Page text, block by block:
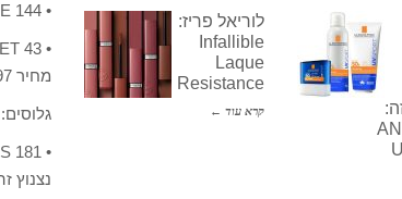
• ROUGE ALLURE 144 (Conquise מס' 144), מישמש משיי, מלא אופי – מחיר 237.01 ₪.
מחיר 233.97 ₪.
גלוסים:
נצנוץ זהב
לוריאל פריז:
Infallible
Laque
Resistance
קרא עוד ←